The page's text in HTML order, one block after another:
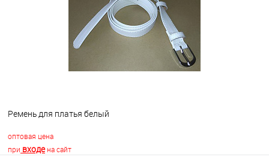
Недоступно
Ремень для платья белый
оптовая цена
при входена сайт